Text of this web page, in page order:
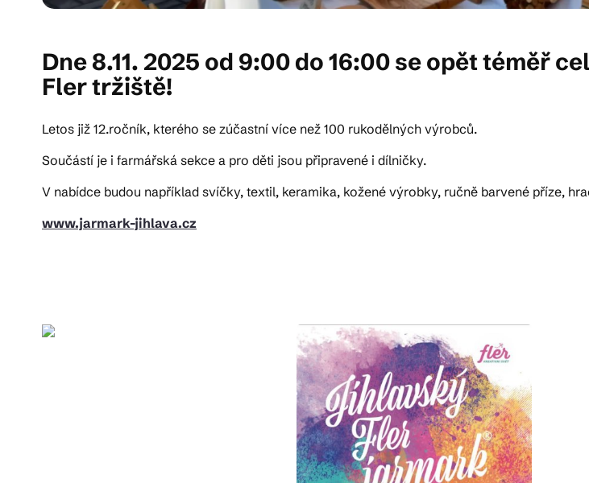
Dne 8.11. 2025 od 9:00 do 16:00 se opět téměř
Fler tržiště!
Letos již 12.ročník, kterého se zúčastní více než 100 rukodělných výrobců.
Součástí je i farmářská sekce a pro děti jsou připravené i dílničky.
V nabídce budou například svíčky, textil, keramika, kožené výrobky, ručně barvené příze,
www.jarmark-jihlava.cz